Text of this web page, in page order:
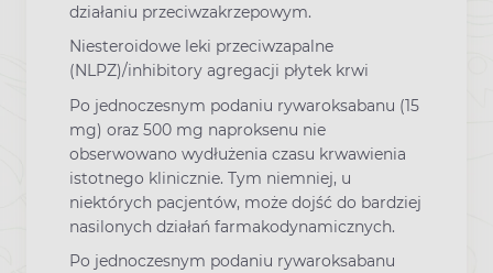
działaniu przeciwzakrzepowym.
Niesteroidowe leki przeciwzapalne
(NLPZ)/inhibitory agregacji płytek krwi
Po jednoczesnym podaniu rywaroksabanu (15
mg) oraz 500 mg naproksenu nie
obserwowano wydłużenia czasu krwawienia
istotnego klinicznie. Tym niemniej, u
niektórych pacjentów, może dojść do bardziej
nasilonych działań farmakodynamicznych.
Po jednoczesnym podaniu rywaroksabanu